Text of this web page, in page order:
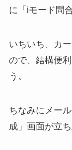
に「iモード問
いちいち、カ
ので、結構便
う。
ちなみにメー
成」画面が立